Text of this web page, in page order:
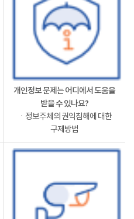
개인정보 문제는 어디에서 도움을
받을 수 있나요?
ㆍ정보주체의 권익침해에 대한
구제방법